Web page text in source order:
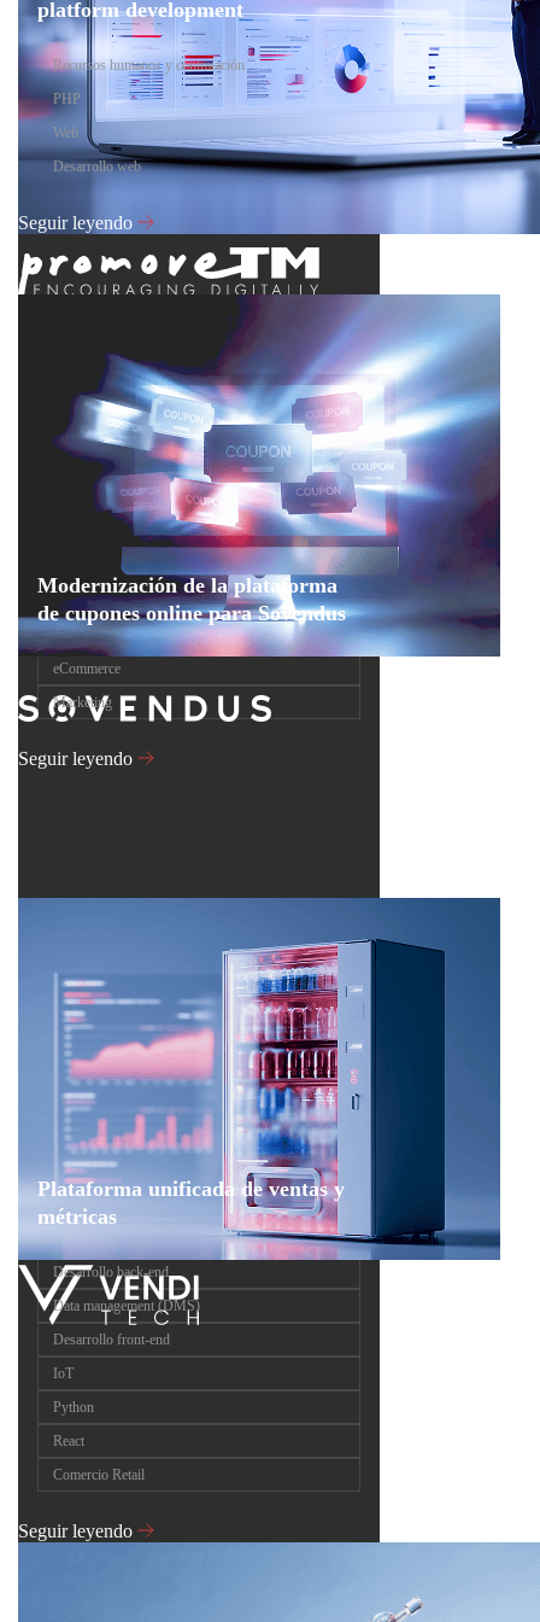
platform development
Recursos humanos y contratación
PHP
Web
Desarrollo web
Seguir leyendo
Modernización de la plataforma
de cupones online para Sovendus
eCommerce
Marketing
Seguir leyendo
Plataforma unificada de ventas y
métricas
Desarrollo back-end
Data management (DMS)
Desarrollo front-end
IoT
Python
React
Comercio Retail
Seguir leyendo